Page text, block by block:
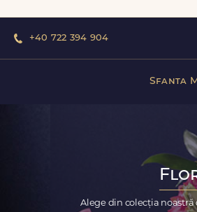
+40 722 394 904
Sfanta
Alege din colecția noastră